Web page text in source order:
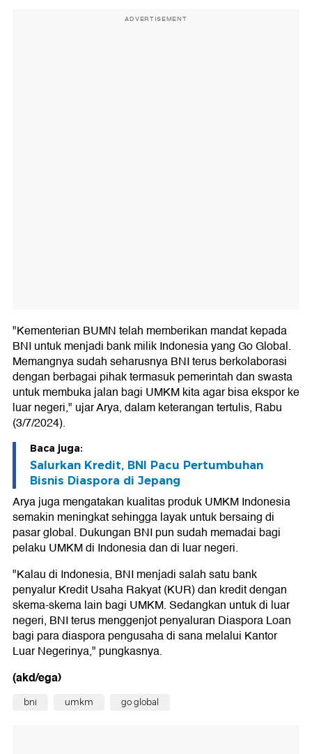
ADVERTISEMENT
"Kementerian BUMN telah memberikan mandat kepada
BNI untuk menjadi bank milik Indonesia yang Go Global.
Memangnya sudah seharusnya BNI terus berkolaborasi
dengan berbagai pihak termasuk pemerintah dan swasta
untuk membuka jalan bagi UMKM kita agar bisa ekspor ke
luar negeri," ujar Arya, dalam keterangan tertulis, Rabu
(3/7/2024).
Baca juga:
Salurkan Kredit, BNI Pacu Pertumbuhan
Bisnis Diaspora di Jepang
Arya juga mengatakan kualitas produk UMKM Indonesia
semakin meningkat sehingga layak untuk bersaing di
pasar global. Dukungan BNI pun sudah memadai bagi
pelaku UMKM di Indonesia dan di luar negeri.
"Kalau di Indonesia, BNI menjadi salah satu bank
penyalur Kredit Usaha Rakyat (KUR) dan kredit dengan
skema-skema lain bagi UMKM. Sedangkan untuk di luar
negeri, BNI terus menggenjot penyaluran Diaspora Loan
bagi para diaspora pengusaha di sana melalui Kantor
Luar Negerinya," pungkasnya.
(akd/ega)
bni umkm go global